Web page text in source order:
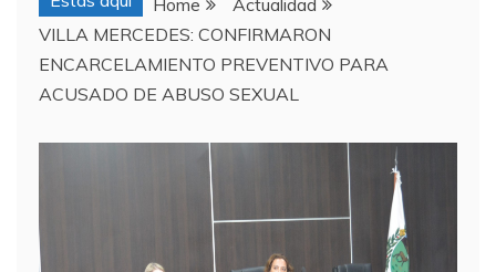
Home
Actualidad
VILLA MERCEDES: CONFIRMARON
ENCARCELAMIENTO PREVENTIVO PARA
ACUSADO DE ABUSO SEXUAL